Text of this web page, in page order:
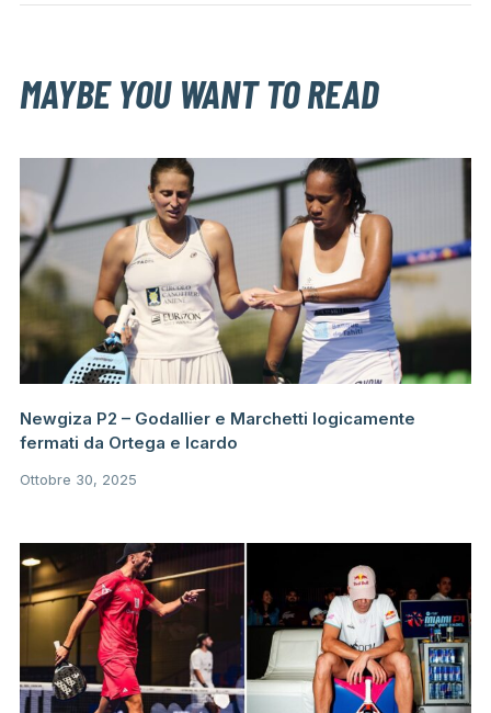
MAYBE YOU WANT TO READ
Newgiza P2 – Godallier e Marchetti logicamente
fermati da Ortega e Icardo
Ottobre 30, 2025